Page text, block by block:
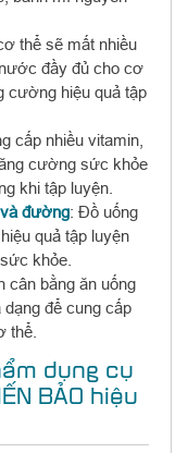
thể sẽ mất nhiều
đầy đủ cho cơ
cường hiệu quả tập
cấp nhiều vitamin,
cường sức khỏe
khi tập luyện.
đường: Đồ uống
quả tập luyện
khỏe.
cân bằng ăn uống
để cung cấp
thể.
dụng cụ
BẢO hiệu